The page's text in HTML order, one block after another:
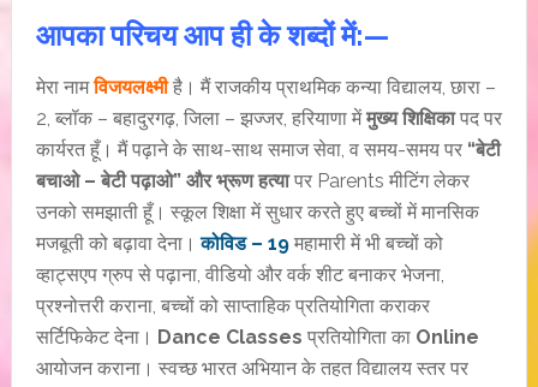
आपका परिचय आप ही के शब्दों में:—
मेरा नामविजयलक्ष्मीहै। मैं राजकीय प्राथमिक कन्या विद्यालय, छारा –
2, ब्लॉक – बहादुरगढ़, जिला – झज्जर, हरियाणा मेंमुख्य शिक्षिकापद पर
कार्यरत हूँ। मैं पढ़ाने के साथ-साथ समाज सेवा, व समय-समय पर “बेटी
बचाओ – बेटी पढ़ाओ” और भ्रूण हत्यापर Parents मीटिंग लेकर
उनको समझाती हूँ। स्कूल शिक्षा में सुधार करते हुए बच्चों में मानसिक
मजबूती को बढ़ावा देना।कोविड – 19महामारी में भी बच्चों को
व्हाट्सएप ग्रुप से पढ़ाना, वीडियो और वर्क शीट बनाकर भेजना,
प्रश्नोत्तरी कराना, बच्चों को साप्ताहिक प्रतियोगिता कराकर
सर्टिफिकेट देना। Dance Classes प्रतियोगिता का Online
आयोजन कराना। स्वच्छ भारत अभियान के तहत विद्यालय स्तर पर